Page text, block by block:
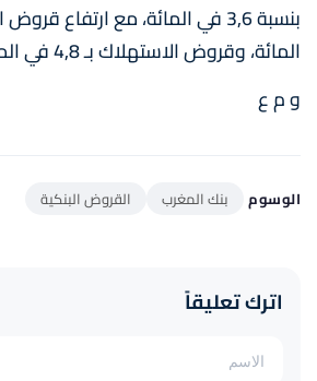
المائة، وقروض الاستهلاك بـ 4,8 في المائة.
و م ع
الوسوم بنك المغرب القروض البنكية
اترك تعليقاً